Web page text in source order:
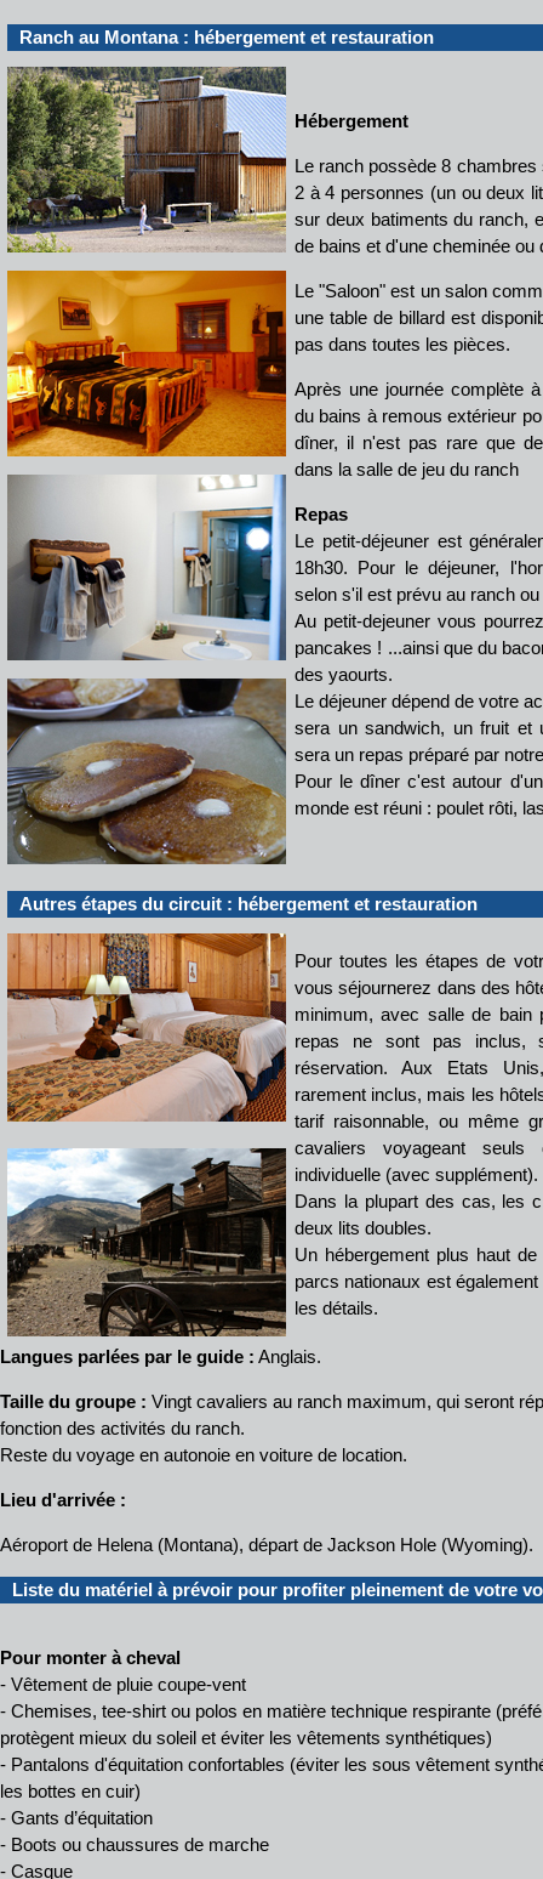
Ranch au Montana : hébergement et restauration
Hébergement
Le ranch possède 8
2 à 4 personnes (un ou deux
sur deux batiments du ranch,
de bains et d'une cheminée ou
Le "Saloon" est un salon
une table de billard est
pas dans toutes les pièces.
Après une journée complète
du bains à remous extérieur
dîner, il n'est pas rare que
dans la salle de jeu du ranch
Repas
Le petit-déjeuner est
18h30. Pour le déjeuner,
selon s'il est prévu au ranch
Au petit-dejeuner vous
pancakes ! ...ainsi que du
des yaourts.
Le déjeuner dépend de votre
sera un sandwich, un fruit et
sera un repas préparé par
Pour le dîner c'est autour
monde est réuni : poulet rôti,
Autres étapes du circuit : hébergement et restauration
Pour toutes les étapes de
vous séjournerez dans des
minimum, avec salle de bain
repas ne sont pas inclus,
réservation. Aux Etats
rarement inclus, mais les
tarif raisonnable, ou même
cavaliers voyageant seuls
individuelle (avec supplément).
Dans la plupart des cas, les
deux lits doubles.
Un hébergement plus haut
parcs nationaux est
les détails.
Langues parlées par le guide : Anglais.
Taille du groupe : Vingt cavaliers au ranch maximum, qui seront
fonction des activités du ranch.
Reste du voyage en autonoie en voiture de location.
Lieu d'arrivée :
Aéroport de Helena (Montana), départ de Jackson Hole (Wyoming).
Liste du matériel à prévoir pour profiter pleinement de votre
Pour monter à cheval
- Vêtement de pluie coupe-vent
- Chemises, tee-shirt ou polos en matière technique respirante
protègent mieux du soleil et éviter les vêtements synthétiques)
- Pantalons d'équitation confortables (éviter les sous vêtement
les bottes en cuir)
- Gants d’équitation
- Boots ou chaussures de marche
- Casque